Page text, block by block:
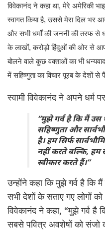
विवेकानंद ने कहा था, मेरे अमेरिकी
स्वागत किया है, उससे मेरा दिल भर
और सभी धर्मों की जननी की तरफ से
के लाखों, करोड़ो हिंदुओं की ओर से
बोलने वाले कुछ वक्ताओं का भी धन्यवाद
में सहिष्णुता का विचार पूरब के देशों से
स्वामी विवेकानंद ने अपने धर्म
“मुझे गर्व है कि मैं उस
सहिष्णुता और
है। हम सिर्फ
नहीं करते बल्कि, हम
स्वीकार करते हैं।”
उन्होंने कहा कि मुझे गर्व है
सभी देशों के सताए गए लोगों
विवेकानंद ने कहा, “मुझे गर्व
सबसे पवित्र अवशेषों को